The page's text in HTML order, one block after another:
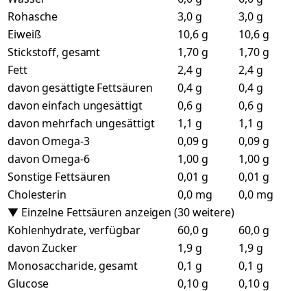
Rohasche
3,0 g
3,0 g
Eiweiß
10,6 g
10,6 g
Stickstoff, gesamt
1,70 g
1,70 g
Fett
2,4 g
2,4 g
davon gesättigte Fettsäuren
0,4 g
0,4 g
davon einfach ungesättigt
0,6 g
0,6 g
davon mehrfach ungesättigt
1,1 g
1,1 g
davon Omega-3
0,09 g
0,09 g
davon Omega-6
1,00 g
1,00 g
Sonstige Fettsäuren
0,01 g
0,01 g
Cholesterin
0,0 mg
0,0 mg
▼ Einzelne Fettsäuren anzeigen (30 weitere)
Kohlenhydrate, verfügbar
60,0 g
60,0 g
davon Zucker
1,9 g
1,9 g
Monosaccharide, gesamt
0,1 g
0,1 g
Glucose
0,10 g
0,10 g